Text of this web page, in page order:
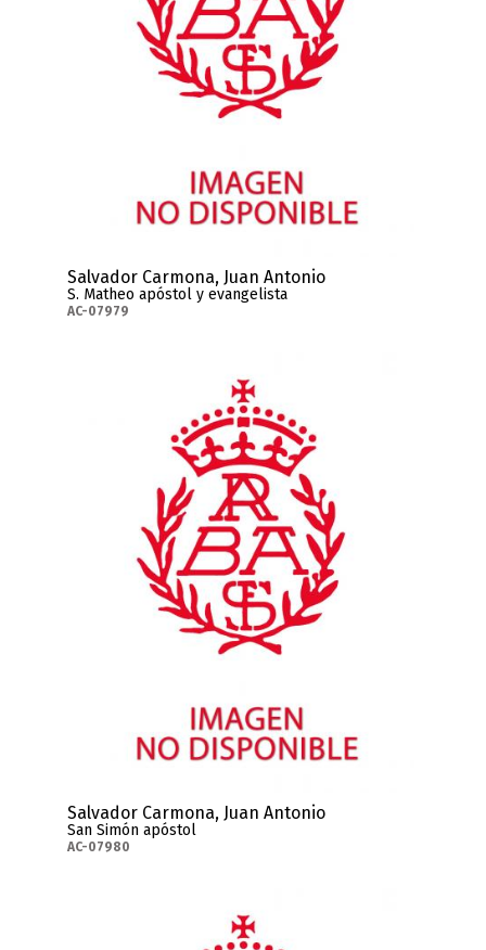
Salvador Carmona, Juan Antonio
S. Matheo apóstol y evangelista
AC-07979
Salvador Carmona, Juan Antonio
San Simón apóstol
AC-07980